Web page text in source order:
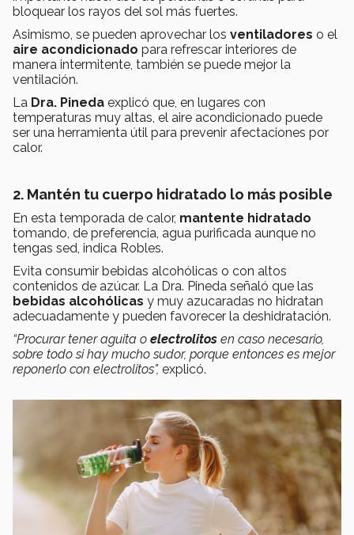
bloquear los rayos del sol más fuertes.
Asimismo, se pueden aprovechar los ventiladores o el
aire acondicionado para refrescar interiores de
manera intermitente, también se puede mejor la
ventilación.
La Dra. Pineda explicó que, en lugares con
temperaturas muy altas, el aire acondicionado puede
ser una herramienta útil para prevenir afectaciones por
calor.
2. Mantén tu cuerpo hidratado lo más posible
En esta temporada de calor, mantente hidratado
tomando, de preferencia, agua purificada aunque no
tengas sed, indica Robles.
Evita consumir bebidas alcohólicas o con altos
contenidos de azúcar. La Dra. Pineda señaló que las
bebidas alcohólicas y muy azucaradas no hidratan
adecuadamente y pueden favorecer la deshidratación.
“Procurar tener aguita o electrolitos en caso necesario,
sobre todo si hay mucho sudor, porque entonces es mejor
reponerlo con electrolitos”, explicó.